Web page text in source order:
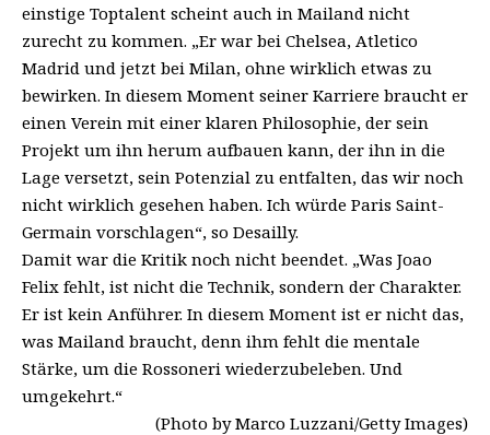
einstige Toptalent scheint auch in Mailand nicht
zurecht zu kommen. „Er war bei Chelsea, Atletico
Madrid und jetzt bei Milan, ohne wirklich etwas zu
bewirken. In diesem Moment seiner Karriere braucht er
einen Verein mit einer klaren Philosophie, der sein
Projekt um ihn herum aufbauen kann, der ihn in die
Lage versetzt, sein Potenzial zu entfalten, das wir noch
nicht wirklich gesehen haben. Ich würde Paris Saint-
Germain vorschlagen“, so Desailly.
Damit war die Kritik noch nicht beendet. „Was Joao
Felix fehlt, ist nicht die Technik, sondern der Charakter.
Er ist kein Anführer. In diesem Moment ist er nicht das,
was Mailand braucht, denn ihm fehlt die mentale
Stärke, um die Rossoneri wiederzubeleben. Und
umgekehrt.“
(Photo by Marco Luzzani/Getty Images)